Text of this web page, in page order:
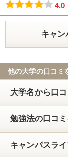
4.0
キャン
他の大学の口コミ
大学名から口
勉強法の口コ
キャンパスラ